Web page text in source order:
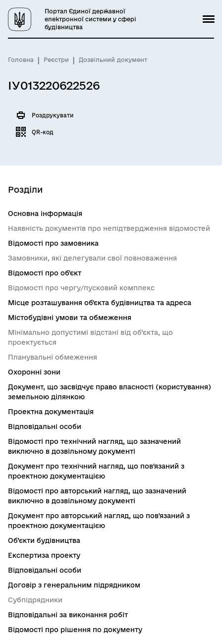
Портал Єдиної державної
електронної системи у сфері
будівництва
Головна Реєстри Дозвільний документ
ІУ013220622526
Роздрукувати
QR-код
Розділи
Основна інформація
Наявність документів про непідтвердження відомостей
Відомості про замовника
Замовники, які делегували свої повноваження
Відомості про об'єкт
Відомості про чергу/пусковий комплекс
Місце розташування об'єкта будівництва та адреса
Містобудівні умови та обмеження
Мінімально допустимі відстані від об’єкта, що
проектується
Планувальні обмеження
Охоронні зони
Документ, що засвідчує право власності (користування)
земельною ділянкою
Проектна документація
Відповідальні особи
Відомості про технічний нагляд, що зазначений
виключно в дозвільному документі
Документ про технічний нагляд, що пов'язаний з
проектною документацією
Відомості про авторський нагляд, що зазначений
виключно в дозвільному документі
Документ про авторський нагляд, що пов'язаний з
проектною документацією
Об’єкти будівництва
Експертиза проекту
Відповідальні особи
Договір з генеральним підрядником
Субпідрядники
Відповідальні за виконання робіт
Відомості про рішення по документу